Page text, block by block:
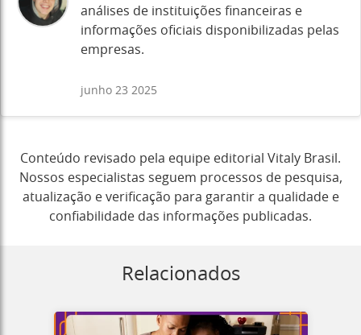
análises de instituições financeiras e
informações oficiais disponibilizadas pelas
empresas.
junho 23 2025
Conteúdo revisado pela equipe editorial Vitaly Brasil.
Nossos especialistas seguem processos de pesquisa,
atualização e verificação para garantir a qualidade e
confiabilidade das informações publicadas.
Relacionados